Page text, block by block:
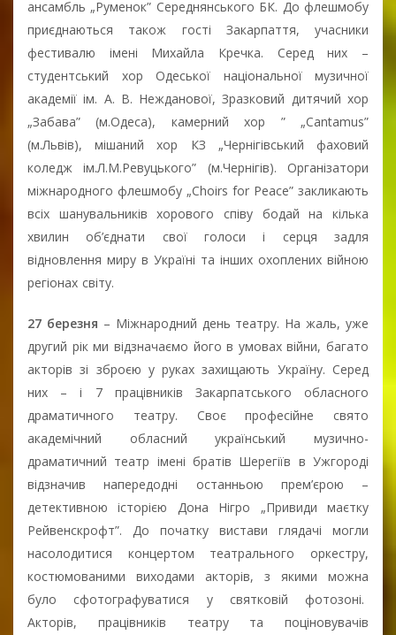
ансамбль „Руменок” Середнянського БК. До флешмобу
приєднаються також гості Закарпаття, учасники
фестивалю імені Михайла Кречка. Серед них –
студентський хор Одеської національної музичної
академії ім. А. В. Нежданової, Зразковий дитячий хор
„Забава” (м.Одеса), камерний хор ” „Cantamus”
(м.Львів), мішаний хор КЗ „Чернігівський фаховий
коледж ім.Л.М.Ревуцького” (м.Чернігів). Організатори
міжнародного флешмобу „Choirs for Peace” закликають
всіх шанувальників хорового співу бодай на кілька
хвилин об’єднати свої голоси і серця задля
відновлення миру в Україні та інших охоплених війною
регіонах світу.
27 березня – Міжнародний день театру. На жаль, уже
другий рік ми відзначаємо його в умовах війни, багато
акторів зі зброєю у руках захищають Україну. Серед
них – і 7 працівників Закарпатського обласного
драматичного театру. Своє професійне свято
академічний обласний український музично-
драматичний театр імені братів Шерегіїв в Ужгороді
відзначив напередодні останньою прем’єрою –
детективною історією Дона Нігро „Привиди маєтку
Рейвенскрофт”. До початку вистави глядачі могли
насолодитися концертом театрального оркестру,
костюмованими виходами акторів, з якими можна
було сфотографуватися у святковій фотозоні.
Акторів, працівників театру та поціновувачів